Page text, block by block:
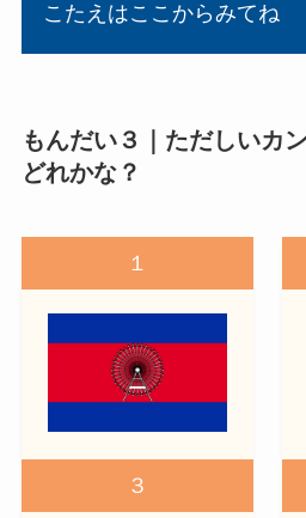
こたえはここからみてね
もんだい３｜ただしいカ
どれかな？
１
３